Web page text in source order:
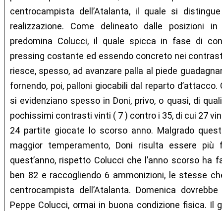
centrocampista dell’Atalanta, il quale si
realizzazione. Come delineato dalle posizioni
predomina Colucci, il quale spicca in fase di
pressing costante ed essendo concreto nei
riesce, spesso, ad avanzare palla al piede
fornendo, poi, palloni giocabili dal reparto
si evidenziano spesso in Doni, privo, o quasi, di
pochissimi contrasti vinti ( 7 ) contro i 35, di cui 27
24 partite giocate lo scorso anno. Malgrado
maggior temperamento, Doni risulta essere
quest’anno, rispetto Colucci che l’anno scorso ha
ben 82 e raccogliendo 6 ammonizioni, le stesse
centrocampista dell’Atalanta. Domenica
Peppe Colucci, ormai in buona condizione fisica. Il